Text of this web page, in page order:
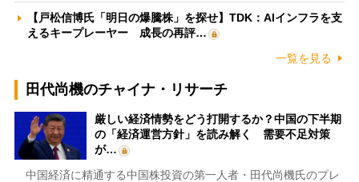
【戸松信博氏「明日の爆騰株」を探せ】TDK：AIインフラを支
えるキープレーヤー 成長の再評…
一覧を見る
田代尚機のチャイナ・リサーチ
厳しい経済情勢をどう打開するか？中国の下半期
の「経済運営方針」を読み解く 需要不足対策
が…
中国経済に精通する中国株投資の第一人者・田代尚機氏のプレ